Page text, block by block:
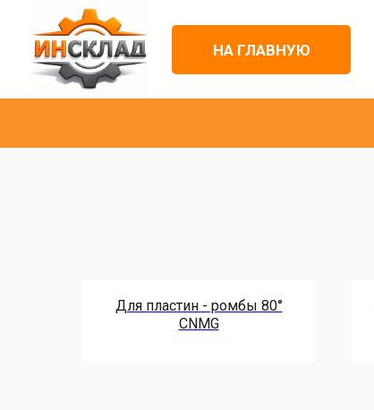
НА ГЛАВНУЮ
Для пластин - ромбы 80°
CNMG